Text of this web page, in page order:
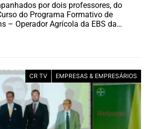
por dois professores, do
do Programa Formativo de
– Operador Agrícola da EBS da…
CR TV EMPRESAS & EMPRESÁRIOS